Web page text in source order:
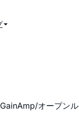
オープンル